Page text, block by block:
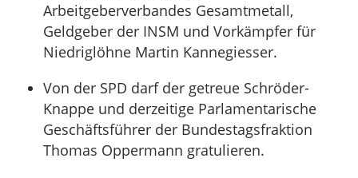
Arbeitgeberverbandes Gesamtmetall,
Geldgeber der INSM und Vorkämpfer für
Niedriglöhne Martin Kannegiesser.
Von der SPD darf der getreue Schröder-
Knappe und derzeitige Parlamentarische
Geschäftsführer der Bundestagsfraktion
Thomas Oppermann gratulieren.